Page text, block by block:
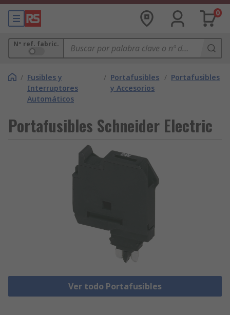
0
Nº ref. fabric.
/ Fusibles y
Interruptores
Automáticos
/ Portafusibles
y Accesorios
/ Portafusibles
Portafusibles Schneider Electric
Ver todo Portafusibles